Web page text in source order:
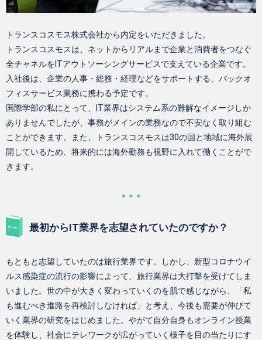
トランスコスモス株式会社から内定をいただきました。
トランスコスモスは、ネットからリアルまで企業と消費者をつなぐ
全チャネルをITアウトソーシングサービスで支えている企業です。
入社後は、企業の人事・総務・経理などをサポートする、バックオ
フィスサービス業務に携わる予定です。
国際学部の私にとって、IT業界はシステム系の難解なイメージしか
ありませんでしたが、事務がメインの業務なので不安なく取り組む
ことができます。また、トランスコスモスは30の国と地域に海外展
開しているため、将来的には海外勤務も視野に入れて働くことがで
きます。
最初からIT業界を志望されていたのですか？
もともと志望していたのは旅行業界です。しかし、新型コロナウイ
ルス感染症の流行の影響によって、旅行業界は大打撃を受けてしま
いました。世の中が大きく変わっていくのを肌で感じながら、「私
も進むべき進路を再検討しなければ」と考え、今後も需要が伸びて
いく業界の研究をはじめました。やがて自分自身もオンライン授業
を体験し、社会にテレワークが広がっていく様子を目の当たりにす